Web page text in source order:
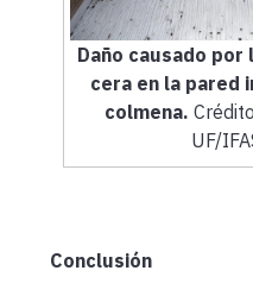
Daño causado por
cera en la pared
colmena.
UF/
Conclusión